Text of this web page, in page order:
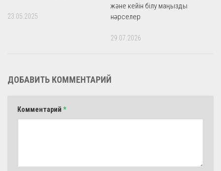
23.05.2025
және кейін білу маңызды
нәрселер
29.07.2026
ДОБАВИТЬ КОММЕНТАРИЙ
Комментарий *